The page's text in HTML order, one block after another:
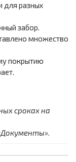
для разных
забор.
множество
покрытию
сроках на